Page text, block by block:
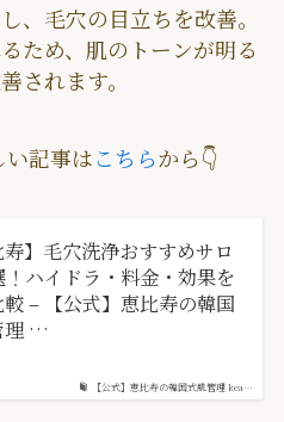
、毛穴の目立ちを改善。
ため、肌のトーンが明る
されます。
記事はこちらから👇
【公式】恵比寿の韓国式肌管理 kea…
寿】毛穴洗浄おすすめサロ
！ハイドラ・料金・効果を
– 【公式】恵比寿の韓国
理 …